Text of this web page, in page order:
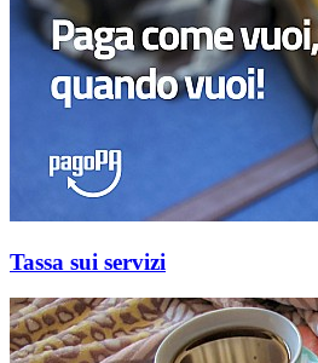
Tassa sui servizi